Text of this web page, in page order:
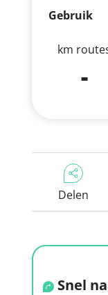
Gebruik
km
-
Delen
Snel